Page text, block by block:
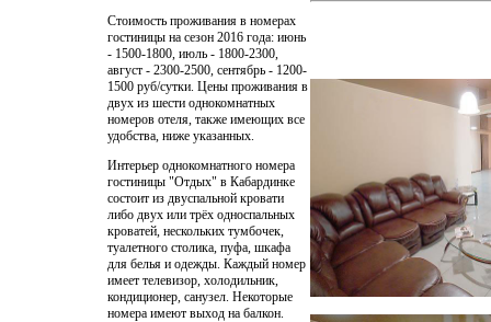
Стоимость проживания в номерах
гостиницы на сезон 2016 года: июнь
- 1500-1800, июль - 1800-2300,
август - 2300-2500, сентябрь - 1200-
1500 руб/сутки. Цены проживания в
двух из шести однокомнатных
номеров отеля, также имеющих все
удобства, ниже указанных.
Интерьер однокомнатного номера
гостиницы "Отдых" в Кабардинке
состоит из двуспальной кровати
либо двух или трёх односпальных
кроватей, нескольких тумбочек,
туалетного столика, пуфа, шкафа
для белья и одежды. Каждый номер
имеет телевизор, холодильник,
кондиционер, санузел. Некоторые
номера имеют выход на балкон.